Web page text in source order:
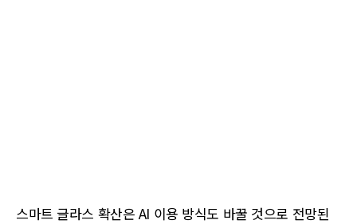
스마트 글라스 확산은 AI 이용 방식도 바꿀 것으로 전망된